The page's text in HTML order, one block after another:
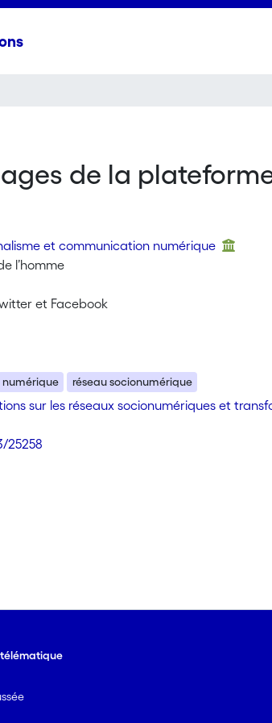
de la
et communication numérique
l’homme
et Facebook
numérique réseau socionumérique
sur les réseaux socionumériques et
25258